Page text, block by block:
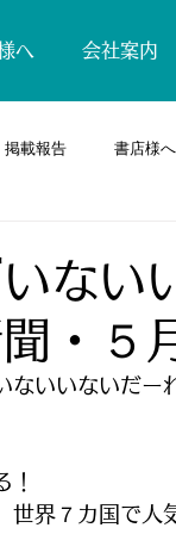
へ 会社案内
掲載報告 書店様へ
いない
・５
ないいないだー
！
界７カ国で人